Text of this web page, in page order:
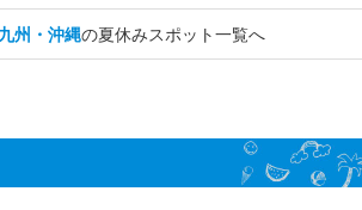
九州・沖縄の夏休みスポット一覧へ